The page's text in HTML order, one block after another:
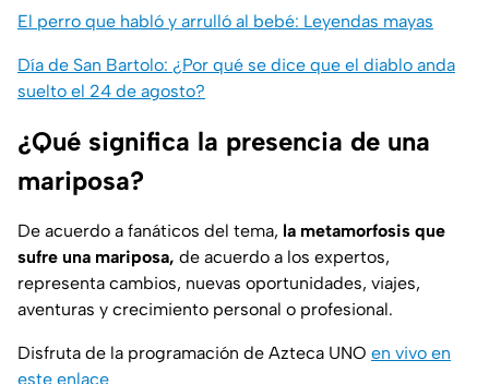
El perro que habló y arrulló al bebé: Leyendas mayas
Día de San Bartolo: ¿Por qué se dice que el diablo anda
suelto el 24 de agosto?
¿Qué significa la presencia de una
mariposa?
De acuerdo a fanáticos del tema, la metamorfosis que
sufre una mariposa, de acuerdo a los expertos,
representa cambios, nuevas oportunidades, viajes,
aventuras y crecimiento personal o profesional.
Disfruta de la programación de Azteca UNO en vivo en
este enlace